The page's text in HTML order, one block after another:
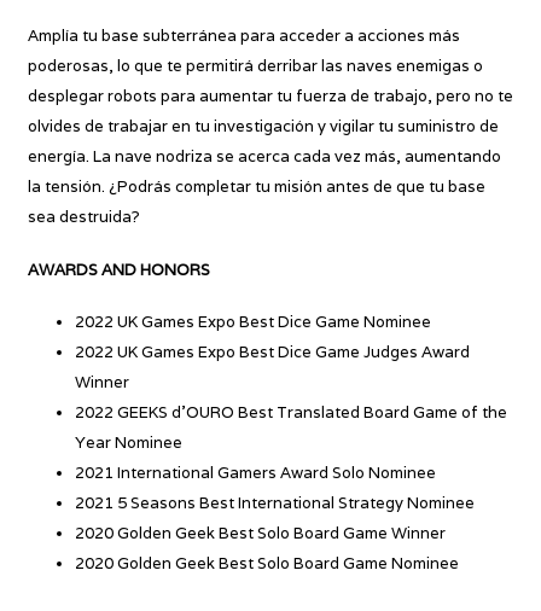
Amplía tu base subterránea para acceder a acciones más
poderosas, lo que te permitirá derribar las naves enemigas o
desplegar robots para aumentar tu fuerza de trabajo, pero no te
olvides de trabajar en tu investigación y vigilar tu suministro de
energía. La nave nodriza se acerca cada vez más, aumentando
la tensión. ¿Podrás completar tu misión antes de que tu base
sea destruida?
AWARDS AND HONORS
2022 UK Games Expo Best Dice Game Nominee
2022 UK Games Expo Best Dice Game Judges Award
Winner
2022 GEEKS d’OURO Best Translated Board Game of the
Year Nominee
2021 International Gamers Award Solo Nominee
2021 5 Seasons Best International Strategy Nominee
2020 Golden Geek Best Solo Board Game Winner
2020 Golden Geek Best Solo Board Game Nominee